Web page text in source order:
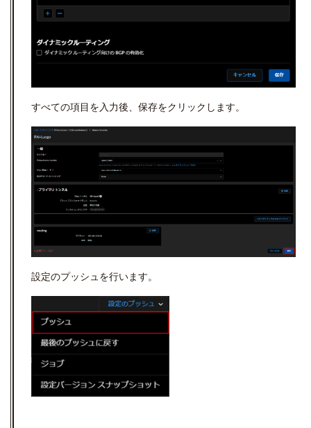
すべての項目を入力後、保存をクリックします。
設定のプッシュを行います。